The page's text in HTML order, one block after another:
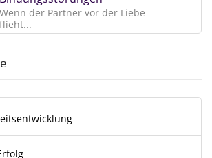
Wenn der Partner vor der Liebe
flieht...